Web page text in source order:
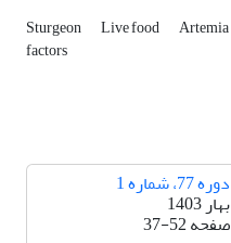
Sturgeon Live food Artemia
factors
دوره 77، شماره 1
بهار 1403
صفحه37-52